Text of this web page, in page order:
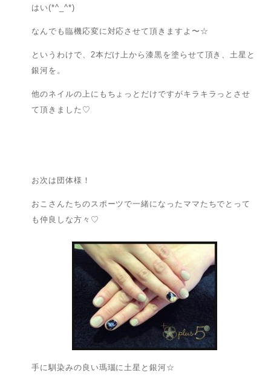
はい(*^_^*)
なんでも臨機応変に対応させて頂きますよ〜☆
というわけで、2本だけ上から漆黒を塗らせて頂き、土星と
銀河を。
他のネイルの上にもちょっとだけですがキラキラっとさせ
て頂きました♡
お次は団体様！
おこさんたちのスポーツで一緒になったママたちでとって
も仲良しな方々♡
手に馴染みの良い瑪瑙に土星と銀河☆